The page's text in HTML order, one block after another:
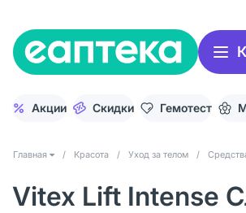
Акции Скидки Гемотест
Главная / Красота / Уход за телом /
Vitex Lift Intense